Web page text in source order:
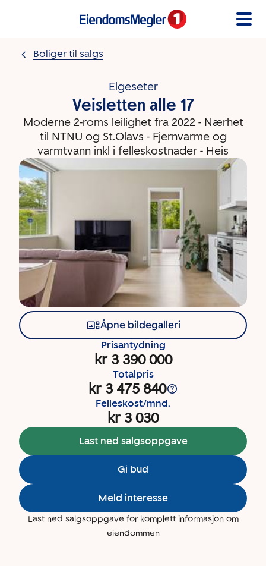
Boliger til salgs
Elgeseter
Veisletten alle 17
Moderne 2-roms leilighet fra 2022 - Nærhet
til NTNU og St.Olavs - Fjernvarme og
varmtvann inkl i felleskostnader - Heis
Åpne bildegalleri
Prisantydning
kr 3 390 000
Totalpris
kr 3 475 840
Felleskost/mnd.
kr 3 030
Last ned salgsoppgave
Gi bud
Meld interesse
Last ned salgsoppgave for komplett informasjon om
eiendommen